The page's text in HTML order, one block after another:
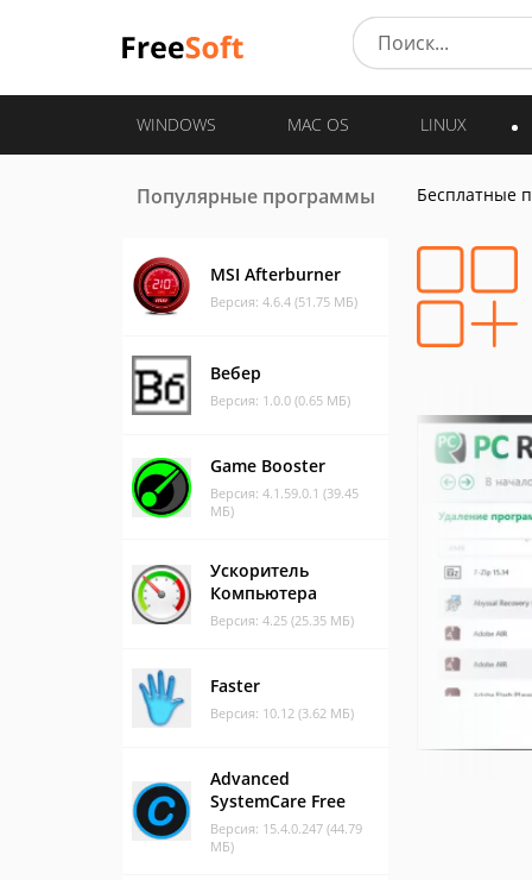
WINDOWS MAC OS LINUX
Популярные программы
MSI Afterburner
Версия: 4.6.4 (51.75 МБ)
Вебер
Версия: 1.0.0 (0.65 МБ)
Game Booster
Версия: 4.1.59.0.1 (39.45
МБ)
Ускоритель
Компьютера
Версия: 4.25 (25.35 МБ)
Faster
Версия: 10.12 (3.62 МБ)
Advanced
SystemCare Free
Версия: 15.4.0.247 (44.79
МБ)
Бесплатные